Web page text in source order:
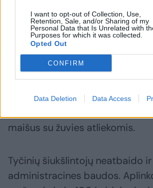
I want to opt-out of Collection, Use,
Retention, Sale, and/or Sharing of my
Personal Data that Is Unrelated with
Purposes for which it was collected.
Opted Out
CONFIRM
Data Deletion Data Access
suveža į pakeles, autobusų
aikšteles didelius kiekius
atliekų. Susiduriama su
priskiriamos pavojingoms,
utilizavimu: padangos, šiferis,
vaistai ir kt. Pavyzdžiui, rugsėjo
maišus su žuvies atliekomis.
Tyčinių šiukšlintojų neatbaido ir
administracines baudos.